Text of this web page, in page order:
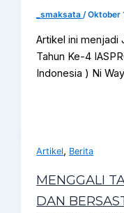
_smaksata/Oktober
Artikel ini menjadi
Tahun Ke-4
Indonesia ) Ni
Artikel, Berita
MENGGALI
DAN